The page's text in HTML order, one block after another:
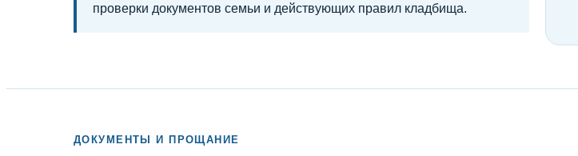
проверки документов семьи и действующих правил кладбища.
ДОКУМЕНТЫ И ПРОЩАНИЕ